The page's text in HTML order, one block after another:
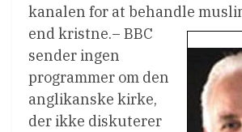
kanalen for at behandle
end kristne.– BBC
sender ingen
programmer om den
anglikanske kirke,
der ikke diskuterer